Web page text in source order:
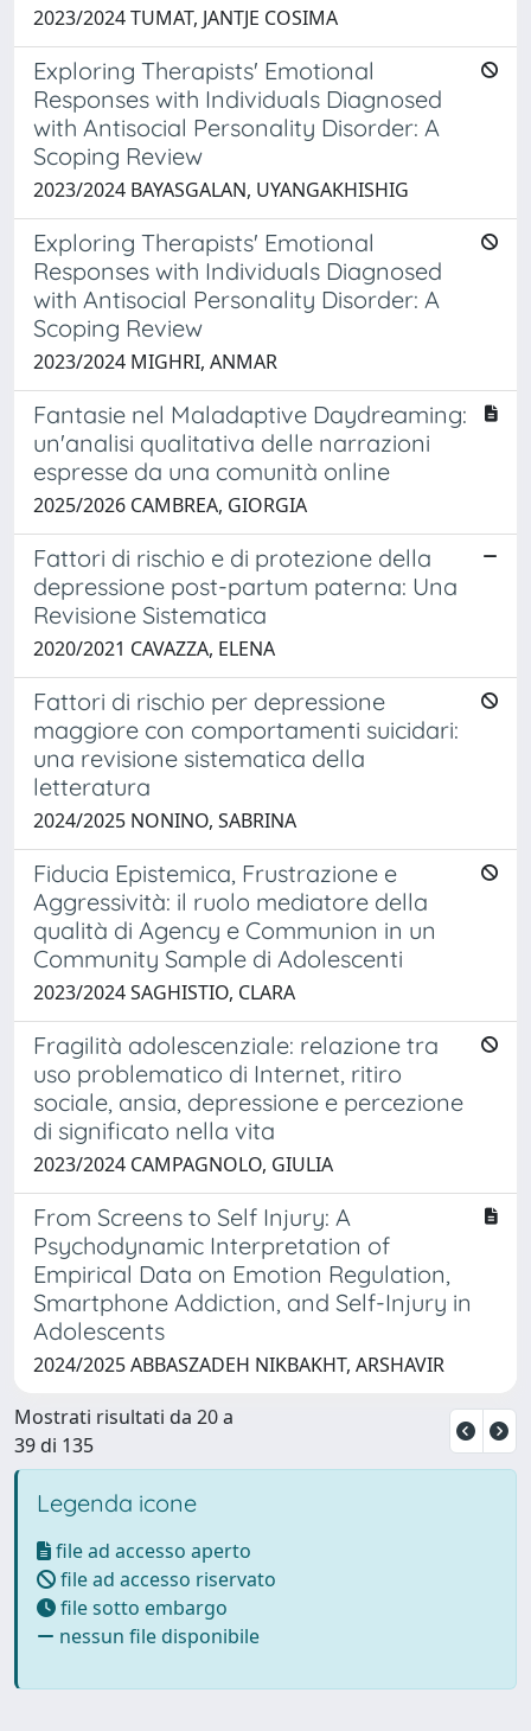
2023/2024 TUMAT, JANTJE COSIMA
Exploring Therapists' Emotional
Responses with Individuals Diagnosed
with Antisocial Personality Disorder: A
Scoping Review
2023/2024 BAYASGALAN, UYANGAKHISHIG
Exploring Therapists' Emotional
Responses with Individuals Diagnosed
with Antisocial Personality Disorder: A
Scoping Review
2023/2024 MIGHRI, ANMAR
Fantasie nel Maladaptive Daydreaming:
un'analisi qualitativa delle narrazioni
espresse da una comunità online
2025/2026 CAMBREA, GIORGIA
Fattori di rischio e di protezione della
depressione post-partum paterna: Una
Revisione Sistematica
2020/2021 CAVAZZA, ELENA
Fattori di rischio per depressione
maggiore con comportamenti suicidari:
una revisione sistematica della
letteratura
2024/2025 NONINO, SABRINA
Fiducia Epistemica, Frustrazione e
Aggressività: il ruolo mediatore della
qualità di Agency e Communion in un
Community Sample di Adolescenti
2023/2024 SAGHISTIO, CLARA
Fragilità adolescenziale: relazione tra
uso problematico di Internet, ritiro
sociale, ansia, depressione e percezione
di significato nella vita
2023/2024 CAMPAGNOLO, GIULIA
From Screens to Self Injury: A
Psychodynamic Interpretation of
Empirical Data on Emotion Regulation,
Smartphone Addiction, and Self-Injury in
Adolescents
2024/2025 ABBASZADEH NIKBAKHT, ARSHAVIR
Mostrati risultati da 20 a
39 di 135
Legenda icone
file ad accesso aperto
file ad accesso riservato
file sotto embargo
nessun file disponibile